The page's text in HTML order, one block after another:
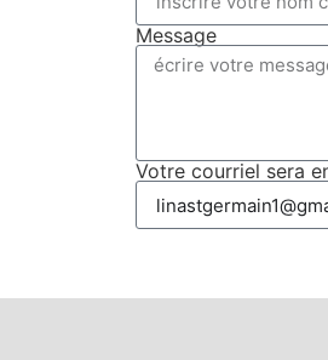
Message
Votre courriel sera